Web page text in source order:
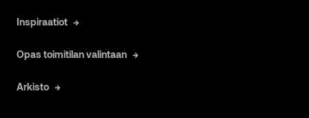
Inspiraatiot
Opas toimitilan valintaan
Arkisto